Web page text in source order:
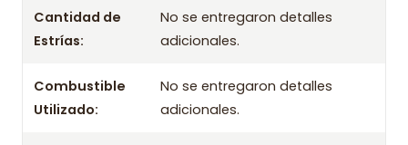
- Prensa
- Disco
Aplicación por años
Cantidad de
Estrías:
No se entregaron detalles
adicionales.
Combustible
Utilizado:
No se entregaron detalles
adicionales.